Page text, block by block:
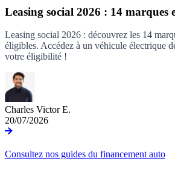
Leasing social 2026 : 14 marques
Leasing social 2026 : découvrez les 14
éligibles. Accédez à un véhicule électrique
votre éligibilité !
Charles Victor E.
20/07/2026
Consultez nos guides du financement auto